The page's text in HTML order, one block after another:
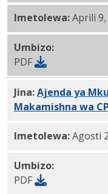
Imetolewa:Aprili 9,
Umbizo:
PDF
Jina:Ajenda ya
Makamishna wa
Imetolewa:Agosti
Umbizo:
PDF